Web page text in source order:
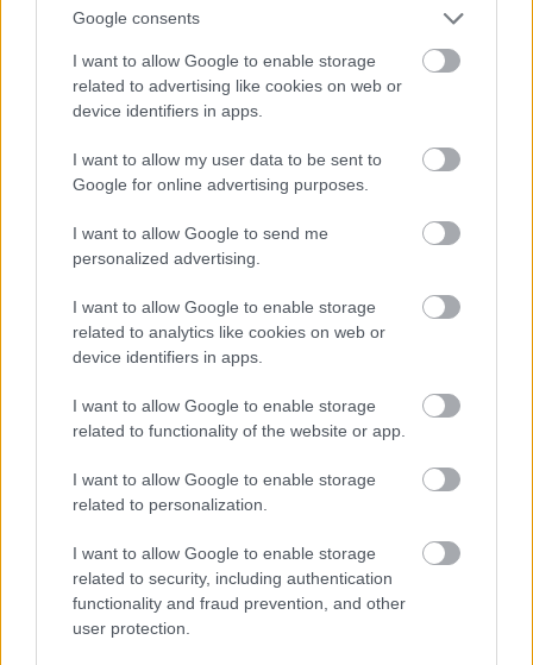
Google consents
I want to allow Google to enable storage
related to advertising like cookies on web or
device identifiers in apps.
I want to allow my user data to be sent to
Google for online advertising purposes.
I want to allow Google to send me
personalized advertising.
I want to allow Google to enable storage
related to analytics like cookies on web or
device identifiers in apps.
I want to allow Google to enable storage
related to functionality of the website or app.
I want to allow Google to enable storage
related to personalization.
I want to allow Google to enable storage
related to security, including authentication
functionality and fraud prevention, and other
user protection.
1986. január 28. Az utolsó fotók egyike a
Challenger szerencsétlenül járt
személyzetéről
1987. A jelenlegi brit miniszterelnök Boris
Johnson 23 évesen, első feleségével
Allegra Mostyn-Owennel